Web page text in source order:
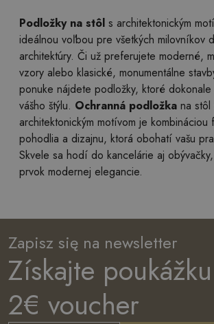
Podložky na stôl s architektonickým
ideálnou voľbou pre všetkých milovníkov
architektúry. Či už preferujete moderné,
vzory alebo klasické, monumentálne
ponuke nájdete podložky, ktoré
vášho štýlu. Ochranná podložka na stôl
architektonickým motívom je kombináciou
pohodlia a dizajnu, ktorá obohatí vašu
Skvele sa hodí do kancelárie aj
prvok modernej elegancie.
Zapisz się na newsletter
Získajte
2€ voucher